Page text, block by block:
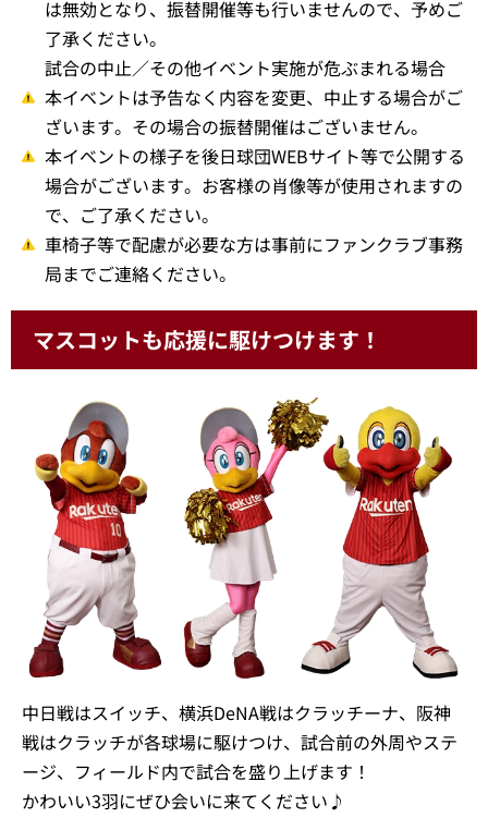
は無効となり、振替開催等も行いませんので、予めご
了承ください。
試合の中止／その他イベント実施が危ぶまれる場合
本イベントは予告なく内容を変更、中止する場合がご
ざいます。その場合の振替開催はございません。
本イベントの様子を後日球団WEBサイト等で公開する
場合がございます。お客様の肖像等が使用されますの
で、ご了承ください。
車椅子等で配慮が必要な方は事前にファンクラブ事務
局までご連絡ください。
マスコットも応援に駆けつけます！
中日戦はスイッチ、横浜DeNA戦はクラッチーナ、阪神
戦はクラッチが各球場に駆けつけ、試合前の外周やステ
ージ、フィールド内で試合を盛り上げます！
かわいい3羽にぜひ会いに来てください♪